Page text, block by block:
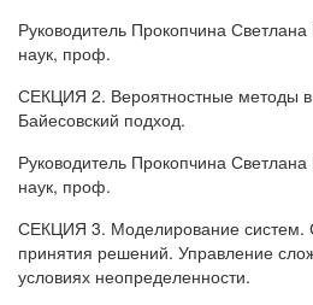
Руководитель Прокопчина
наук, проф.
СЕКЦИЯ 2. Вероятностные методы
Байесовский подход.
Руководитель Прокопчина
наук, проф.
СЕКЦИЯ 3. Моделирование систем.
принятия решений. Управление
условиях неопределенности.